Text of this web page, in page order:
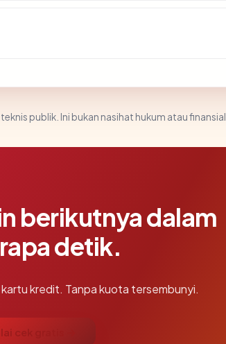
publik. Ini bukan nasihat hukum atau finansial.
berikutnya dalam
detik.
kredit. Tanpa kuota tersembunyi.
cek gratis →